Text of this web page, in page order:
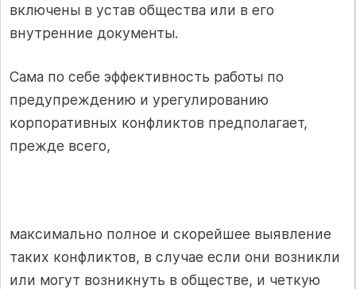
включены в устав общества или в его
внутренние документы.
Сама по себе эффективность работы по
предупреждению и урегулированию
корпоративных конфликтов предполагает,
прежде всего,
максимально полное и скорейшее выявление
таких конфликтов, в случае если они возникли
или могут возникнуть в обществе, и четкую